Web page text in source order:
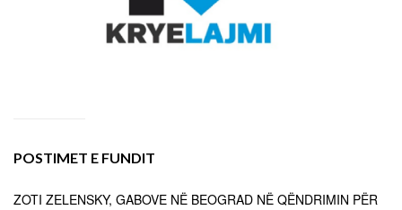
POSTIMET E FUNDIT
ZOTI ZELENSKY, GABOVE NË BEOGRAD NË QËNDRIMIN PËR